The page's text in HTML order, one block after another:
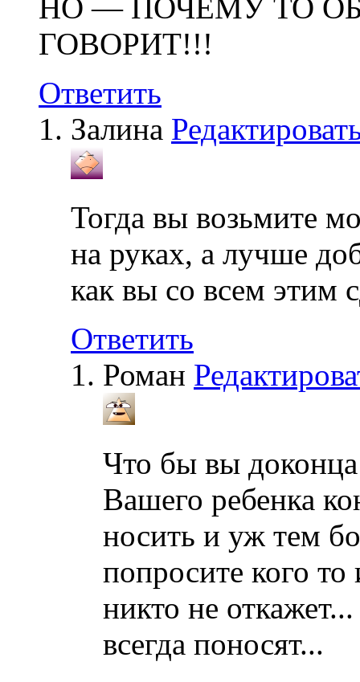
НО — ПОЧЕМУ ТО
ГОВОРИТ!!!
Ответить
Залина
Тогда вы возьмите
на руках, а лучше
как вы со всем этим
Ответить
Роман
Что бы вы
Вашего ребенка
носить и уж тем
попросите кого
никто не
всегда поносят...